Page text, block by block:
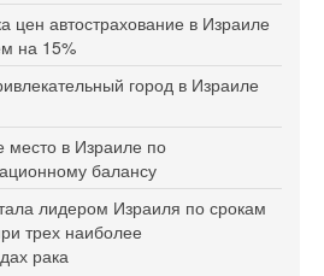
цен автострахование в Израиле
на 15%
город в Израиле
место в Израиле по
балансу
лидером Израиля по срокам
трех наиболее
рака